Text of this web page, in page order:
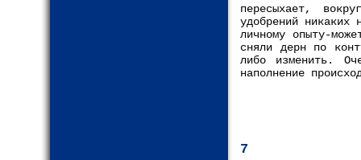
пересыхает,
удобрений
личному опыту-
сняли дерн по
либо изменить.
наполнение
7